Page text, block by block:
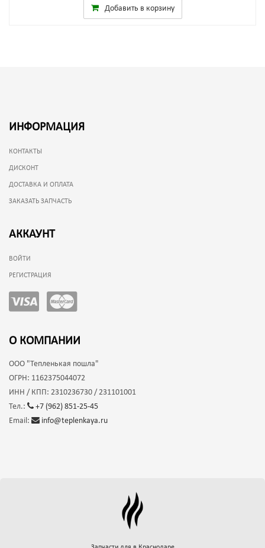
Добавить в корзину
ИНФОРМАЦИЯ
КОНТАКТЫ
ДИСКОНТ
ДОСТАВКА И ОПЛАТА
ЗАКАЗАТЬ ЗАПЧАСТЬ
АККАУНТ
ВОЙТИ
РЕГИСТРАЦИЯ
О КОМПАНИИ
ООО "Тепленькая пошла"
ОГРН: 1162375044072
ИНН / КПП: 2310236730 / 231101001
Тел.:
+7 (962) 851-25-45
Email:
info@teplenkaya.ru